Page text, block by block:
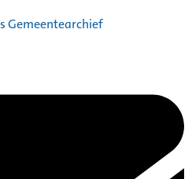
Gemeentearchief